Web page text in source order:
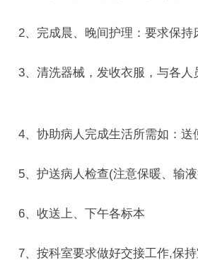
2、完成晨、晚间护理：要求保持
3、清洗器械，发收衣服，与各人
4、协助病人完成生活所需如：送
5、护送病人检查(注意保暖、输液
6、收送上、下午各标本
7、按科室要求做好交接工作,保持